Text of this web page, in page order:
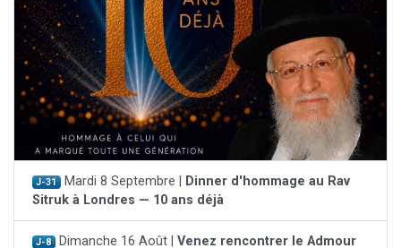
J-31 Mardi 8 Septembre |
Dinner d'hommage au Rav
Sitruk à Londres — 10 ans déjà
J-8 Dimanche 16 Août | Venez rencontrer le Admour